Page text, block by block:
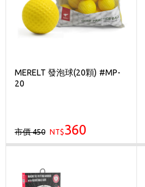
MERELT 發泡球(20顆) #MP-
20
市價 450 NT$360